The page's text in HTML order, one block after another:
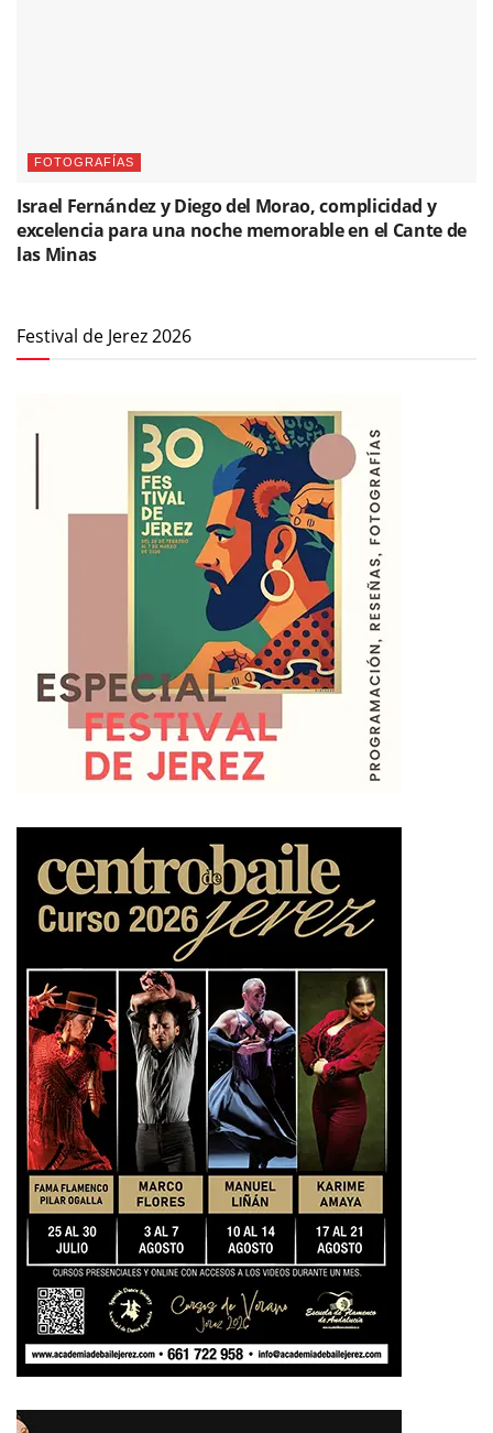
FOTOGRAFÍAS
Israel Fernández y Diego del Morao, complicidad y
excelencia para una noche memorable en el Cante de
las Minas
Festival de Jerez 2026